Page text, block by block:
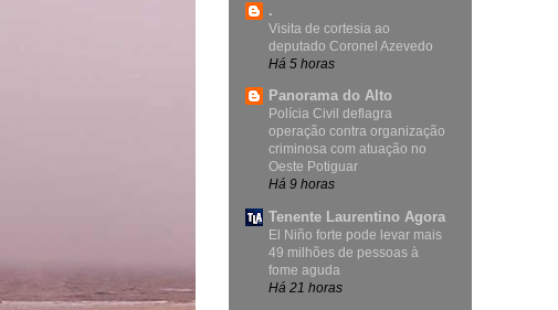
.
Visita de cortesia ao
deputado Coronel Azevedo
Há 5 horas
Panorama do Alto
Polícia Civil deflagra
operação contra organização
criminosa com atuação no
Oeste Potiguar
Há 9 horas
Tenente Laurentino Agora
El Niño forte pode levar mais
49 milhões de pessoas à
fome aguda
Há 21 horas